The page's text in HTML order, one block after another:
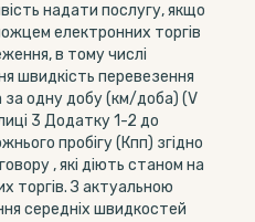
надати послугу, якщо
електронних торгів
в тому числі
швидкість перевезення
за одну добу (км/доба) (V
3 Додатку 1-2 до
пробігу (Кпп) згідно
, які діють станом на
торгів. З актуальною
середніх швидкостей